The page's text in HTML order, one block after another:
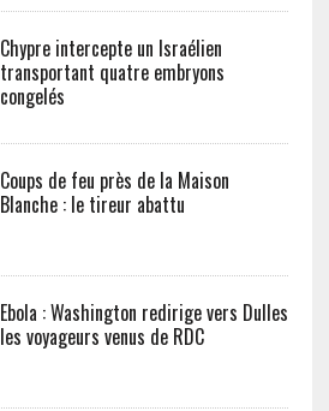
Chypre intercepte un Israélien
transportant quatre embryons
congelés
Coups de feu près de la Maison
Blanche : le tireur abattu
Ebola : Washington redirige vers Dulles
les voyageurs venus de RDC